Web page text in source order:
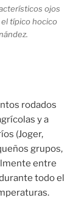
ojos
típico hocico
rodados
y a
(Joger,
grupos,
entre
todo el